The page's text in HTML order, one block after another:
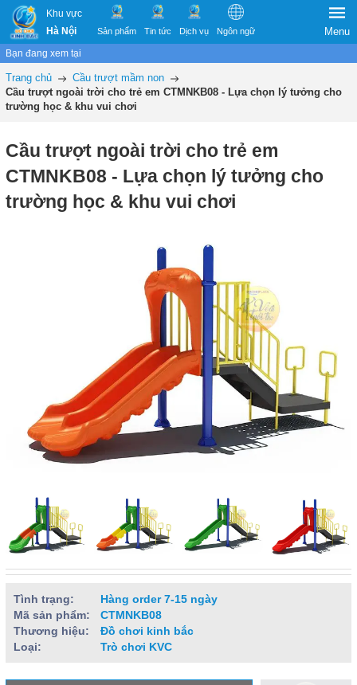
Khu vực
Hà Nội
Sản phẩm Tin tức Dịch vụ Ngôn ngữ Menu
Bạn đang xem tại
Trang chủ
Cầu trượt mầm non
Cầu trượt ngoài trời cho trẻ em CTMNKB08 - Lựa chọn lý tưởng cho
trường học & khu vui chơi
Cầu trượt ngoài trời cho trẻ em
CTMNKB08 - Lựa chọn lý tưởng cho
trường học & khu vui chơi
Tình trạng:
Hàng order 7-15 ngày
Mã sản phẩm:
CTMNKB08
Thương hiệu:
Đồ chơi kinh bắc
Loại:
Trò chơi KVC